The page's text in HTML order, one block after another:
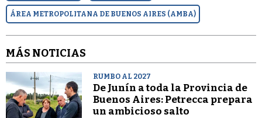
ÁREA METROPOLITANA DE BUENOS AIRES (AMBA)
MÁS NOTICIAS
RUMBO AL 2027
De Junín a toda la Provincia de
Buenos Aires: Petrecca prepara
un ambicioso salto